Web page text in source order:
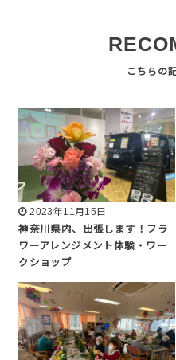
2023年11月15日
神奈川県内、出張します！フラ
ワーアレンジメント体験・ワー
クショップ